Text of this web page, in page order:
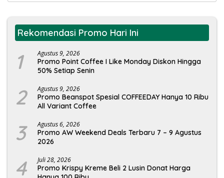
Rekomendasi Promo Hari Ini
1 Agustus 9, 2026
Promo Point Coffee I Like Monday Diskon Hingga
50% Setiap Senin
2 Agustus 9, 2026
Promo Beanspot Spesial COFFEEDAY Hanya 10 Ribu
All Variant Coffee
3 Agustus 6, 2026
Promo AW Weekend Deals Terbaru 7 – 9 Agustus
2026
4 Juli 28, 2026
Promo Krispy Kreme Beli 2 Lusin Donat Harga